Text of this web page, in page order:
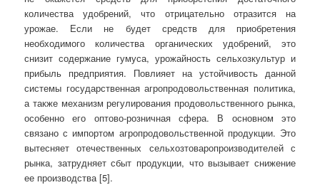
количества удобрений, что отрицательно отразится на
урожае. Если не будет средств для приобретения
необходимого количества органических удобрений, это
снизит содержание гумуса, урожайность сельхозкультур и
прибыль предприятия. Повлияет на устойчивость данной
системы государственная агропродовольственная политика,
а также механизм регулирования продовольственного рынка,
особенно его оптово-розничная сфера. В основном это
связано с импортом агропродовольственной продукции. Это
вытесняет отечественных сельхозтоваропроизводителей с
рынка, затрудняет сбыт продукции, что вызывает снижение
ее производства [5].